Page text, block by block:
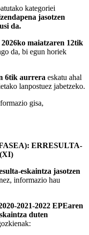
kategoriei
jasotzen
da.
2026ko maiatzaren 12tik
da, bi egun horiek
6tik aurrera eskatu ahal
lanpostuez jabetzeko.
gisa,
ERRESULTA-
eskaintza jasotzen
informazio hau
2021-2022 EPEaren
duten